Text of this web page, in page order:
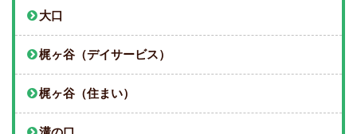
大口
梶ヶ谷（デイサービス）
梶ヶ谷（住まい）